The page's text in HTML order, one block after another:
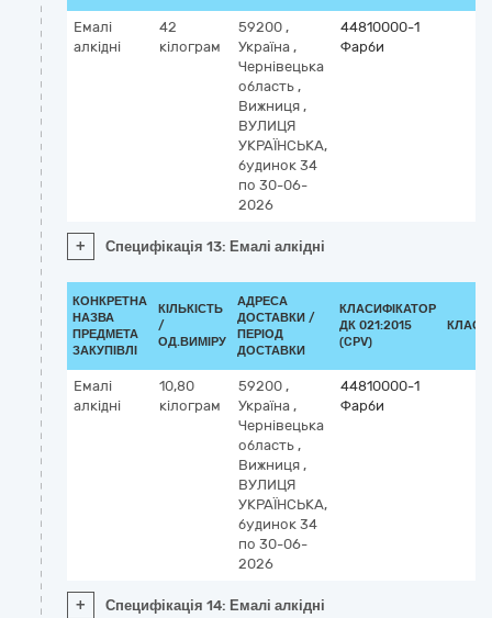
Емалі
алкідні
42
кілограм
59200 ,
Україна ,
Чернівецька
область ,
Вижниця ,
ВУЛИЦЯ
УКРАЇНСЬКА,
будинок 34
по 30-06-
2026
44810000-1
Фарби
+ Специфікація 13: Емалі алкідні
КОНКРЕТНА
НАЗВА
ПРЕДМЕТА
ЗАКУПІВЛІ
КІЛЬКІСТЬ
/
ОД.ВИМІРУ
АДРЕСА
ДОСТАВКИ /
ПЕРІОД
ДОСТАВКИ
КЛАСИФІКАТОР
ДК 021:2015
(CPV)
Емалі
алкідні
10,80
кілограм
59200 ,
Україна ,
Чернівецька
область ,
Вижниця ,
ВУЛИЦЯ
УКРАЇНСЬКА,
будинок 34
по 30-06-
2026
44810000-1
Фарби
+ Специфікація 14: Емалі алкідні